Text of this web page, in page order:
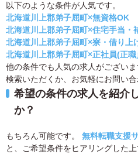
以下のような条件が人気です。
北海道川上郡弟子屈町×無資格OK
北海道川上郡弟子屈町×住宅手当・
北海道川上郡弟子屈町×寮・借り上
北海道川上郡弟子屈町×正社員(正職
他の条件でも人気の求人がござい
検索いただくか、お気軽にお問い合
希望の条件の求人を紹介
か？
もちろん可能です。 無料転職支援
と、ご希望条件をヒアリングした